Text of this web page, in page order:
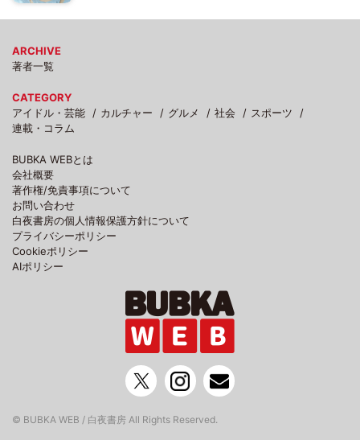
ARCHIVE
著者一覧
CATEGORY
アイドル・芸能
カルチャー グルメ 社会
スポーツ
連載・コラム
BUBKA WEBとは
会社概要
著作権/免責事項について
お問い合わせ
白夜書房の個人情報保護方針について
プライバシーポリシー
Cookieポリシー
AIポリシー
© BUBKA WEB / 白夜書房 All Rights Reserved.